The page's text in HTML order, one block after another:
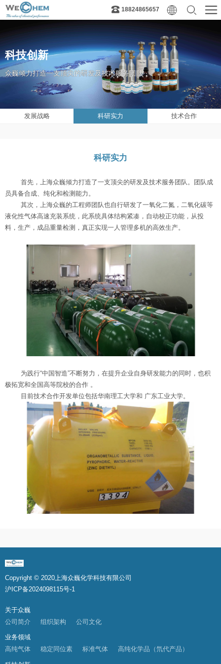
18824865657
科技创新
众巍倾力打造一支顶尖的研发及技术服务团队
发展战略 科研实力 技术合作
科研实力
首先，上海众巍倾力打造了一支顶尖的研发及技术服务团队。团队成
员具备合成、纯化和检测能力 。
其次，上海众巍的工程师团队也自行研发了一氧化二氮，二氧化碳等
液化性气体高速充装系统，此系统具体结构紧凑，自动校正功能，从投
料，生产，成品重量检测，真正实现一人管理多机的高效生产。
为践行“中国智造”不断努力，在提升企业自身研发能力的同时，也积
极拓宽和全国高等院校的合作 。
目前技术合作开发单位包括华南理工大学和 广东工业大学。
Copyright © 2020上海众巍化学科技有限公司
沪ICP备2024098115号-1
关于众巍
公司简介 组织架构 公司文化
业务领域
高纯气体 稳定同位素 标准气体 高纯化学品（氘代产品）